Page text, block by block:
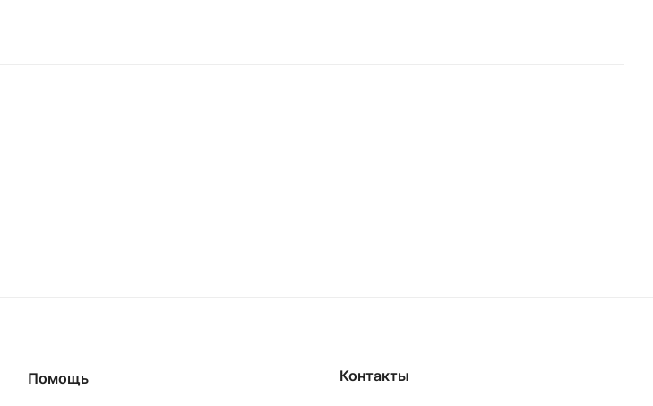
Помощь Контакты